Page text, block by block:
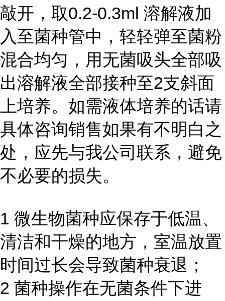
敲开，取0.2-0.3ml 溶解液加
入至菌种管中，轻轻弹至菌粉
混合均匀，用无菌吸头全部吸
出溶解液全部接种至2支斜面
上培养。如需液体培养的话请
具体咨询销售如果有不明白之
处，应先与我公司联系，避免
不必要的损失。
1 微生物菌种应保存于低温、
清洁和干燥的地方，室温放置
时间过长会导致菌种衰退；
2 菌种操作在无菌条件下进